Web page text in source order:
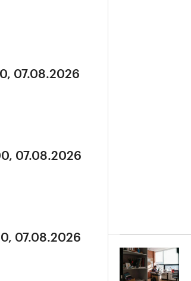
07.08.2026
07.08.2026
07.08.2026